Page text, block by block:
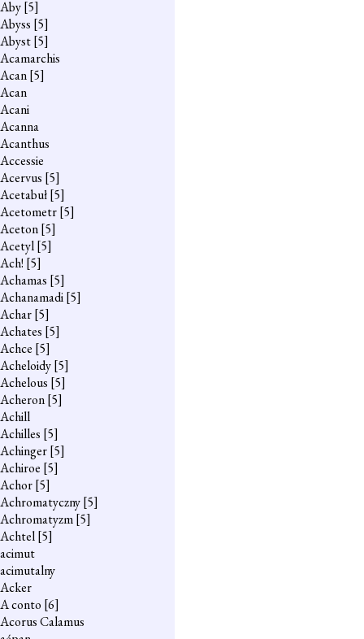
Aby[5]
Abyss [5]
Abyst[5]
Acamarchis
Acan[5]
Acan
Acani
Acanna
Acanthus
Accessie
Acervus [5]
Acetabuł[5]
Acetometr[5]
Aceton[5]
Acetyl[5]
Ach! [5]
Achamas [5]
Achanamadi[5]
Achar[5]
Achates [5]
Achce [5]
Acheloidy[5]
Achelous [5]
Acheron[5]
Achill
Achilles [5]
Achinger[5]
Achiroe [5]
Achor[5]
Achromatyczny[5]
Achromatyzm[5]
Achtel[5]
acimut
acimutalny
Acker
A conto [6]
Acorus Calamus